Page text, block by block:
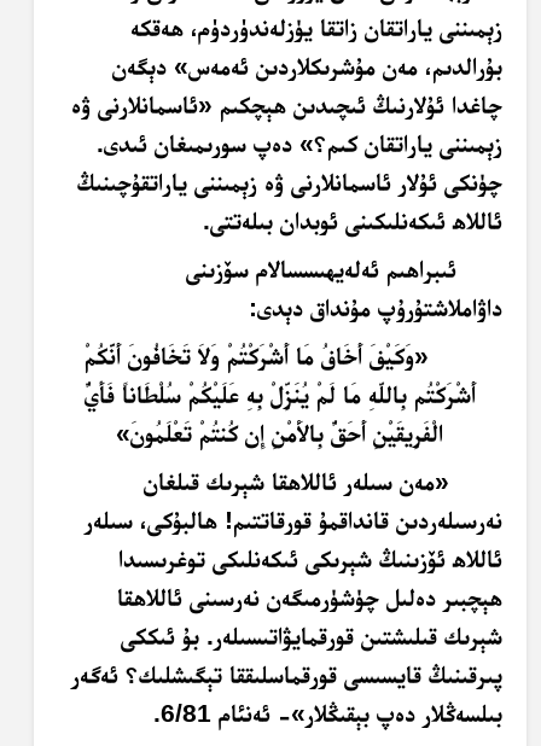
زېمىننى ياراتقان زاتقا يۈزلەندۈردۈم، ھەقكە
بۇرالدىم، مەن مۇشرىكلاردىن ئەمەس» دېگەن
چاغدا ئۇلارنىڭ ئىچىدىن ھېچكىم «ئاسمانلارنى ۋە
زېمىننى ياراتقان كىم؟» دەپ سورىمىغان ئىدى.
چۈنكى ئۇلار ئاسمانلارنى ۋە زېمىننى ياراتقۇچىنىڭ
ئاللاھ ئىكەنلىكىنى ئوبدان بىلەتتى.
ئىبراھىم ئەلەيھىسسالام سۆزىنى
داۋاملاشتۇرۇپ مۇنداق دېدى:
«وَكَيْفَ أَخَافُ مَا أَشْرَكْتُمْ وَلاَ تَخَافُونَ أَنَّكُمْ
أَشْرَكْتُم بِاللّهِ مَا لَمْ يُنَزِّلْ بِهِ عَلَيْكُمْ سُلْطَاناً فَأَيُّ
الْفَرِيقَيْنِ أَحَقُّ بِالأَمْنِ إِن كُنتُمْ تَعْلَمُونَ»
«مەن سىلەر ئاللاھقا شېرىك قىلغان
نەرسىلەردىن قانداقمۇ قورقاتتىم! ھالبۇكى، سىلەر
ئاللاھ ئۆزىنىڭ شېرىكى ئىكەنلىكى توغرىسىدا
ھېچبىر دەلىل چۈشۈرمىگەن نەرسىنى ئاللاھقا
شېرىك قىلىشتىن قورقمايۋاتىسىلەر. بۇ ئىككى
پىرقىنىڭ قايسىسى قورقماسلىققا تېگىشلىك؟ ئەگەر
بىلسەڭلار دەپ بېقىڭلار»- ئەنئام 6/81.